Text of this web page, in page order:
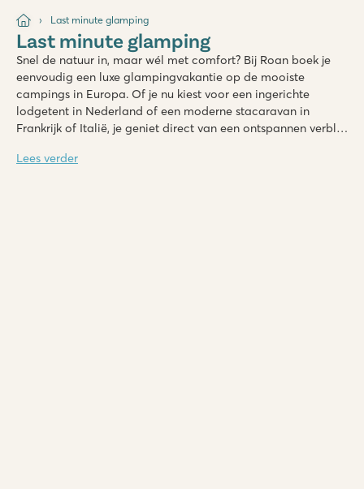
Last minute glamping
Last minute glamping
Snel de natuur in, maar wél met comfort? Bij Roan boek je
eenvoudig een luxe glampingvakantie op de mooiste
campings in Europa. Of je nu kiest voor een ingerichte
lodgetent in Nederland of een moderne stacaravan in
Frankrijk of Italië, je geniet direct van een ontspannen verblijf.
vertrek binnenkort al naar de natuur!
Lees verder